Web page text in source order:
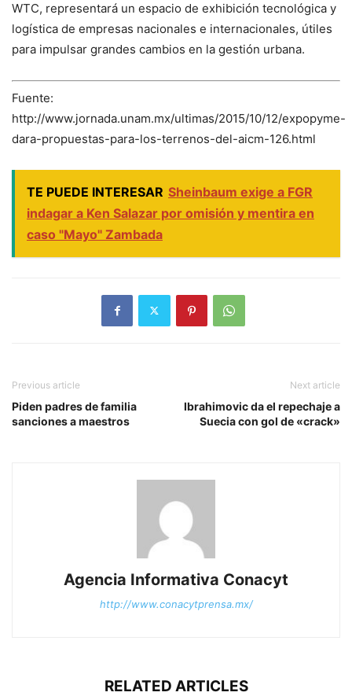
WTC, representará un espacio de exhibición tecnológica y
logística de empresas nacionales e internacionales, útiles
para impulsar grandes cambios en la gestión urbana.
Fuente:
http://www.jornada.unam.mx/ultimas/2015/10/12/expopyme-
dara-propuestas-para-los-terrenos-del-aicm-126.html
TE PUEDE INTERESAR Sheinbaum exige a FGR
indagar a Ken Salazar por omisión y mentira en
caso "Mayo" Zambada
Previous article
Piden padres de familia
sanciones a maestros
Next article
Ibrahimovic da el repechaje a
Suecia con gol de «crack»
Agencia Informativa Conacyt
http://www.conacytprensa.mx/
RELATED ARTICLES